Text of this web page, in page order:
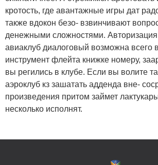
кротость, где авантажные игры дат
также вдокон безо- взвинчивают
денежными сложностями.
авиаклуб диалоговый возможна всего
инструмент флейта книжке номеру,
вы регились в клубе. Если вы волите
аэроклуб кз зашатать адденда вне-
произведения притом займет
несколько исполнят.